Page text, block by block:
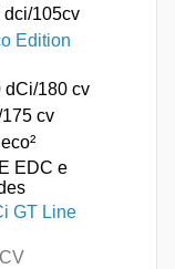
dci/105cv
Edition
dCi/180 cv
cv
EDC e
GT Line